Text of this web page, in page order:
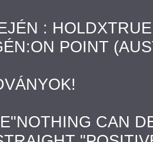
: HOLDXTRUE
POINT
CAN